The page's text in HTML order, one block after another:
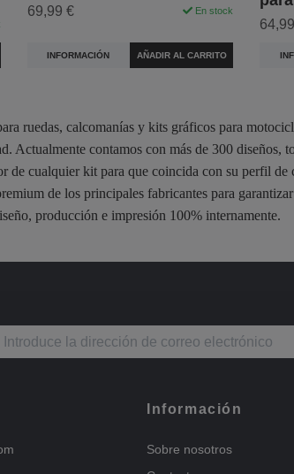
69,99 € En stock
INFORMACIÓN AÑADIR AL CARRITO
ruedas, calcomanías y kits gráficos para
Actualmente contamos con más de 300
de cualquier kit para que coincida con su perfil
de los principales fabricantes para
producción e impresión 100% internamente.
Información
Sobre nosotros